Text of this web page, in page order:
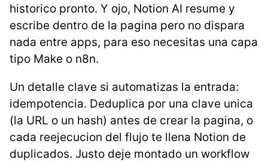
historico pronto. Y ojo, Notion AI resume y
escribe dentro de la pagina pero no dispara
nada entre apps, para eso necesitas una capa
tipo Make o n8n.
Un detalle clave si automatizas la entrada:
idempotencia. Deduplica por una clave unica
(la URL o un hash) antes de crear la pagina, o
cada reejecucion del flujo te llena Notion de
duplicados. Justo deje montado un workflow